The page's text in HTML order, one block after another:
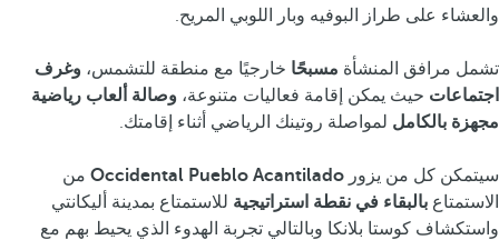
والعشاء على طراز البوفيه وبار اللوبي المريح.
تشمل مرافق المنشأة مسبحًا خارجيًا مع منطقة للتشمس، وغرف
اجتماعات حيث يمكن إقامة فعاليات متنوعة، وصالة ألعاب رياضية
مجهزة بالكامل لمواصلة روتينك الرياضي أثناء إقامتك.
سيتمكن كل من يزور Occidental Pueblo Acantilado من
الاستمتاع بالبقاء في نقطة استراتيجية للاستمتاع بمدينة أليكانتي
واستكشاف كوستا بلانكا وبالتالي تجربة الهدوء الذي يحيط بهم مع